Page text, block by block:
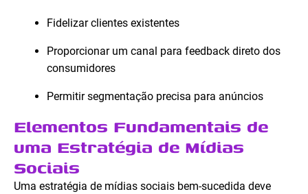
Fidelizar clientes existentes
Proporcionar um canal para feedback direto dos
consumidores
Permitir segmentação precisa para anúncios
Elementos Fundamentais de
uma Estratégia de Mídias
Sociais
Uma estratégia de mídias sociais bem-sucedida deve